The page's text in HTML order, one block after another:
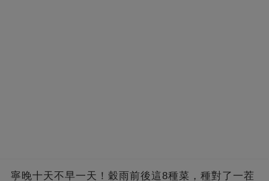
寧晚十天不早一天！穀雨前後這8種菜，種對了一茬